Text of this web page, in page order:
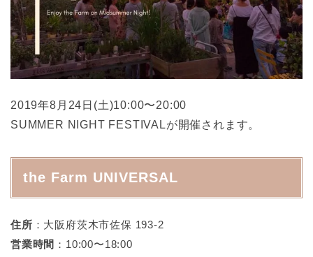
2019年8月24日(土)10:00〜20:00
SUMMER NIGHT FESTIVALが開催されます。
the Farm UNIVERSAL
住所 ：大阪府茨木市佐保 193-2
営業時間 ：10:00〜18:00